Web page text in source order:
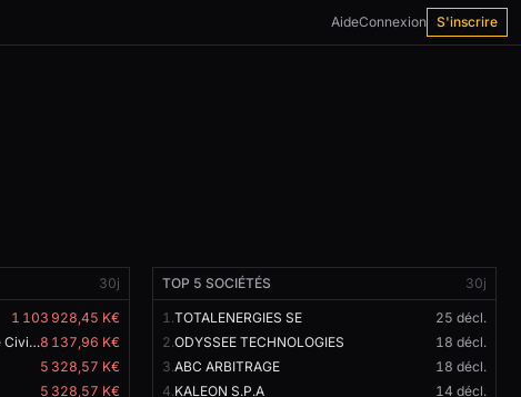
AideConnexion S'inscrire
30j
1 103 928,45 K€
Patrimoniale Baudouin Societe Civile SOCIETE8 137,96 K€
5 328,57 K€
5 328,57 K€
TOP 5 SOCIÉTÉS 30j
1.TOTALENERGIES SE
25 décl.
2.ODYSSEE TECHNOLOGIES
18 décl.
3.ABC ARBITRAGE
18 décl.
4.KALEON S.P.A
14 décl.